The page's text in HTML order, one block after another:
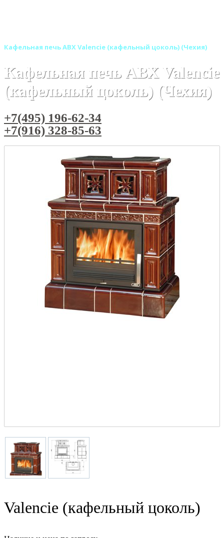
Кафельная печь ABX Valencie (кафельный цоколь) (Чехия)
Кафельная печь ABX Valencie
(кафельный цоколь) (Чехия)
+7(495) 196-62-34
+7(916) 328-85-63
Valencie (кафельный цоколь)